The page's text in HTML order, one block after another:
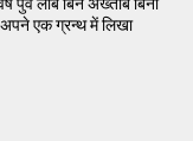
अपने एक ग्रन्थ में लिखा